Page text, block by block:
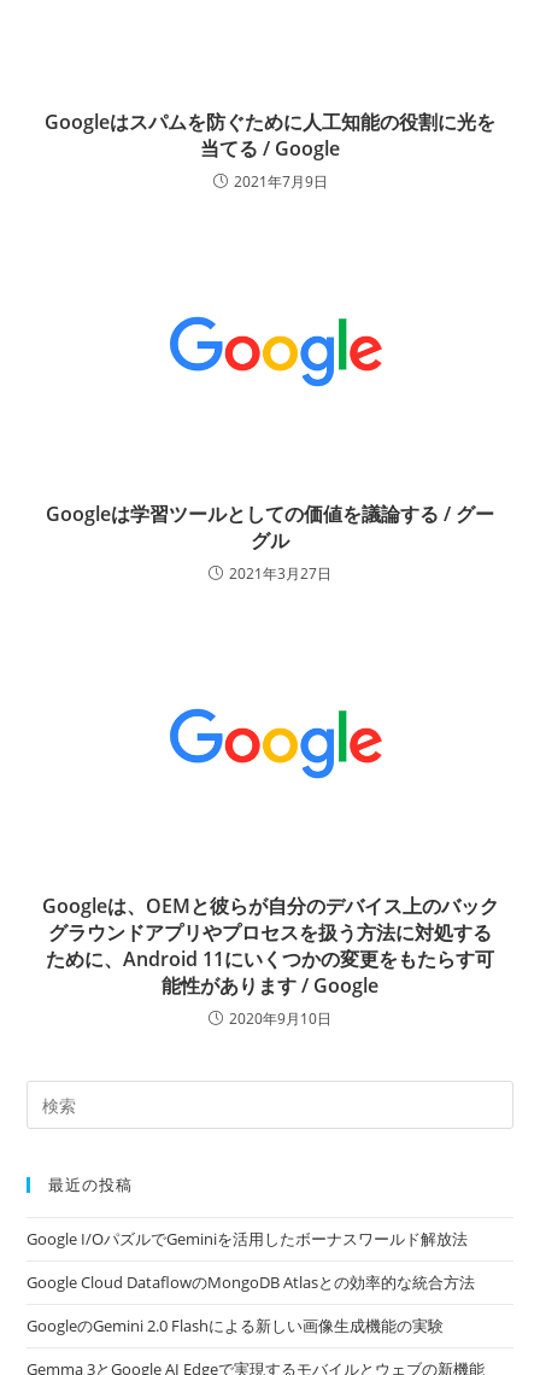
Googleはスパムを防ぐために人工知能の役割に光を
当てる / Google
2021年7月9日
Googleは学習ツールとしての価値を議論する / グー
グル
2021年3月27日
Googleは、OEMと彼らが自分のデバイス上のバック
グラウンドアプリやプロセスを扱う方法に対処する
ために、Android 11にいくつかの変更をもたらす可
能性があります / Google
2020年9月10日
最近の投稿
Google I/OパズルでGeminiを活用したボーナスワールド解放法
Google Cloud DataflowのMongoDB Atlasとの効率的な統合方法
GoogleのGemini 2.0 Flashによる新しい画像生成機能の実験
Gemma 3とGoogle AI Edgeで実現するモバイルとウェブの新機能